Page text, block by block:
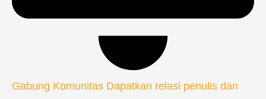
Gabung Komunitas Dapatkan relasi penulis dan